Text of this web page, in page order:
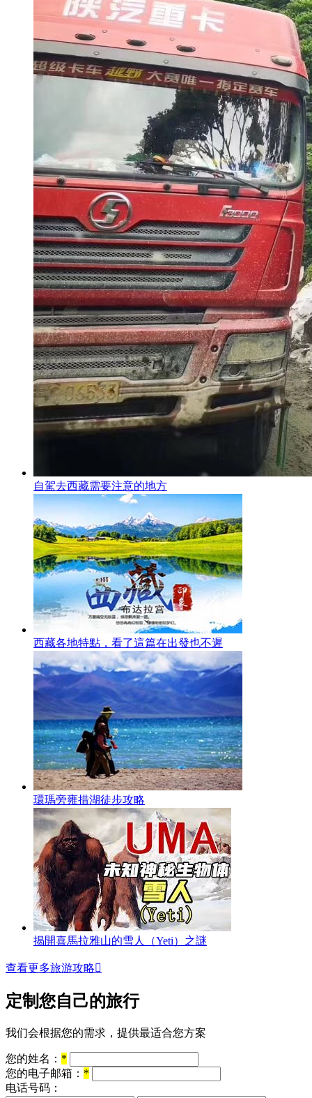
自駕去西藏需要注意的地方
西藏各地特點，看了這篇在出發也不遲
環瑪旁雍措湖徒步攻略
揭開喜馬拉雅山的雪人（Yeti）之謎
查看更多旅游攻略
定制您自己的旅行
我们会根据您的需求，提供最适合您方案
您的姓名： *
您的电子邮箱： *
电话号码：